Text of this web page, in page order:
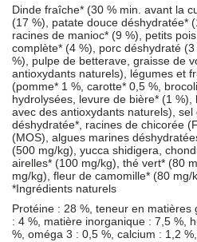
Dinde fraîche* (30 % min. avant la
(17 %), patate douce déshydratée*
racines de manioc* (9 %), petits
complète* (4 %), porc déshydraté
%), pulpe de betterave, graisse de
antioxydants naturels), légumes et
(pomme* 1 %, carotte* 0,5 %,
hydrolysées, levure de bière* (1
avec des antioxydants naturels),
déshydratée*, racines de chicorée
(MOS), algues marines
(500 mg/kg), yucca shidigera,
airelles* (100 mg/kg), thé vert* (80
mg/kg), fleur de camomille* (80 mg/
*Ingrédients naturels
Protéine : 28 %, teneur en matières
: 4 %, matière inorganique : 7,5 %,
%, oméga 3 : 0,5 %, calcium : 1,2